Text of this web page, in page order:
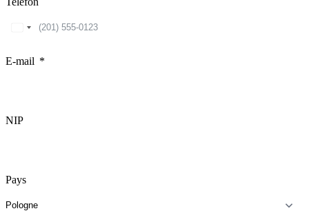
United
E-mail
NIP
Pays